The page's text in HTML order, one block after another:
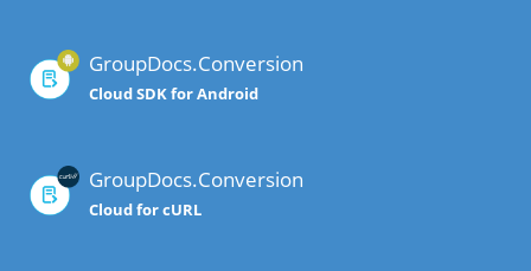
GroupDocs.Conversion
Cloud SDK for Android
GroupDocs.Conversion
Cloud for cURL